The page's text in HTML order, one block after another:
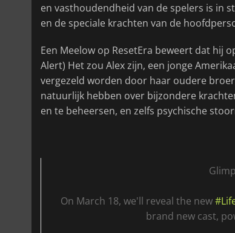
en vasthoudendheid van de spelers is in
en de speciale krachten van de
Een Meelow op ResetEra beweert dat hij
Alert) Het zou Alex zijn, een jonge
vergezeld worden door haar oudere
natuurlijk hebben over bijzondere
en te beheersen, en zelfs psychische
On March 18, we'll reveal the new
brand new cast,